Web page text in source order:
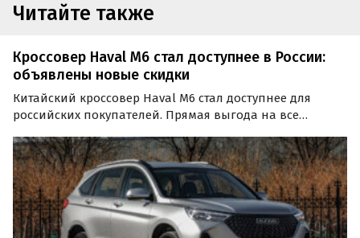
Читайте также
Кроссовер Haval M6 стал доступнее в России:
объявлены новые скидки
Китайский кроссовер Haval M6 стал доступнее для
российских покупателей. Прямая выгода на все
рублей, сообщают «Автоновости дня».